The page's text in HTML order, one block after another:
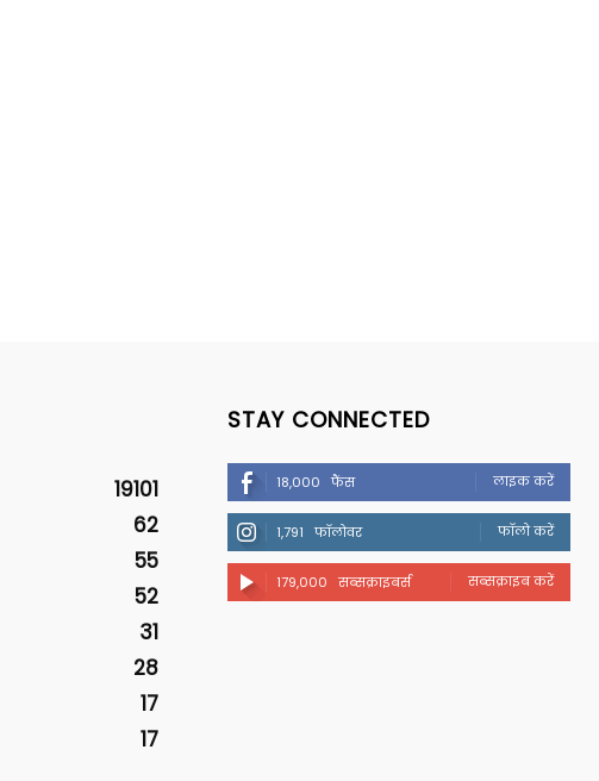
19101
62
55
52
31
28
17
17
STAY CONNECTED
18,000 फैंस लाइक करें
1,791 फॉलोवर फॉलो करें
179,000 सब्सक्राइबर्स सब्सक्राइब करें